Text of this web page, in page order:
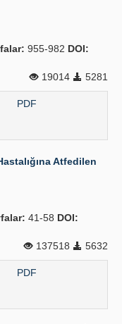
955-982 DOI:
19014
5281
PDF
Atfedilen
41-58 DOI:
137518
5632
PDF